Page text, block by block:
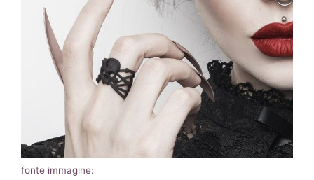
fonte immagine: